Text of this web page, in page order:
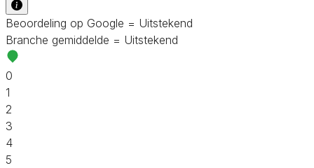
Beoordeling op Google = Uitstekend
Branche gemiddelde = Uitstekend
0
1
2
3
4
5